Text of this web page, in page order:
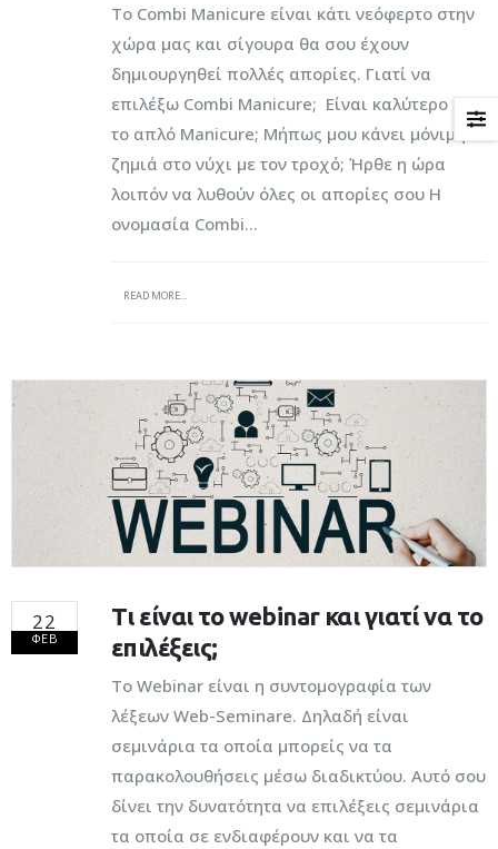
Το Combi Manicure είναι κάτι νεόφερτο στην
χώρα μας και σίγουρα θα σου έχουν
δημιουργηθεί πολλές απορίες. Γιατί να
επιλέξω Combi Manicure; Είναι καλύτερο από
το απλό Manicure; Μήπως μου κάνει μόνιμη
ζημιά στο νύχι με τον τροχό; Ήρθε η ώρα
λοιπόν να λυθούν όλες οι απορίες σου Η
ονομασία Combi...
READ MORE...
22
ΦΕΒ
Τι είναι το webinar και γιατί να το
επιλέξεις;
Το Webinar είναι η συντομογραφία των
λέξεων Web-Seminare. Δηλαδή είναι
σεμινάρια τα οποία μπορείς να τα
παρακολουθήσεις μέσω διαδικτύου. Αυτό σου
δίνει την δυνατότητα να επιλέξεις σεμινάρια
τα οποία σε ενδιαφέρουν και να τα